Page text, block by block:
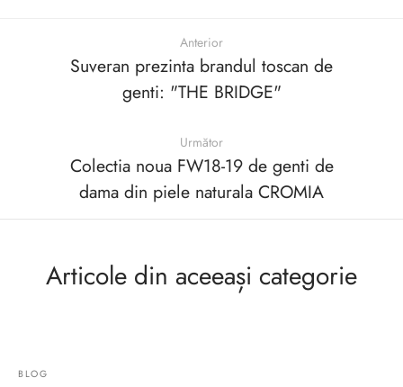
Anterior
Suveran prezinta brandul toscan de
genti: "THE BRIDGE"
Următor
Colectia noua FW18-19 de genti de
dama din piele naturala CROMIA
Articole din aceeași categorie
BLOG